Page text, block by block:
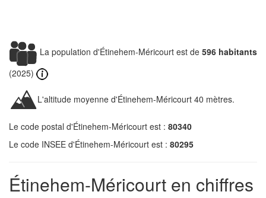
La population d'Étinehem-Méricourt est de 596 habitants
(2025)
L'altitude moyenne d'Étinehem-Méricourt 40 mètres.
Le code postal d'Étinehem-Méricourt est : 80340
Le code INSEE d'Étinehem-Méricourt est : 80295
Étinehem-Méricourt en chiffres